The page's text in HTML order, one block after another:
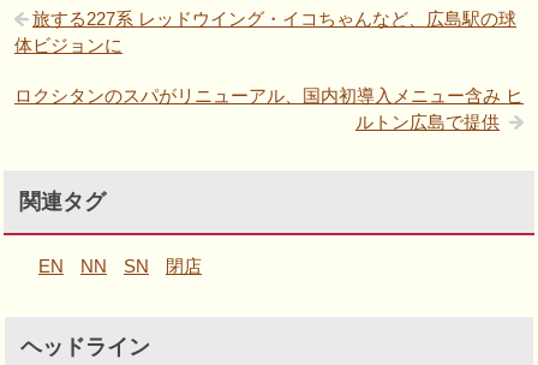
旅する227系 レッドウイング・イコちゃんなど、広島駅の球
体ビジョンに
ロクシタンのスパがリニューアル、国内初導入メニュー含み ヒ
ルトン広島で提供
関連タグ
EN NN SN 閉店
ヘッドライン